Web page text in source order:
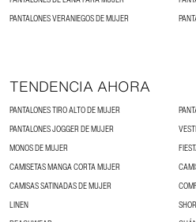
PANTALONES VERANIEGOS DE MUJER
TENDENCIA AHORA
PANTALONES TIRO ALTO DE MUJER
PANTALONES JOGGER DE MUJER
MONOS DE MUJER
CAMISETAS MANGA CORTA MUJER
CAMISAS SATINADAS DE MUJER
LINEN